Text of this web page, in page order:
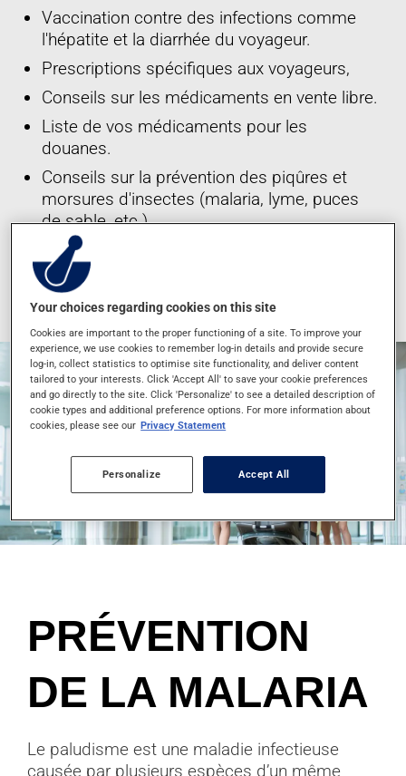
Vaccination contre des infections comme
l'hépatite et la diarrhée du voyageur.
Prescriptions spécifiques aux voyageurs,
Conseils sur les médicaments en vente libre.
Liste de vos médicaments pour les
douanes.
Conseils sur la prévention des piqûres et
morsures d'insectes (malaria, lyme, puces
de sable, etc.)
*Ces services sont offerts dans les succursales participantes
seulement
PRÉVENTION
DE LA MALARIA
Le paludisme est une maladie infectieuse
causée par plusieurs espèces d’un même
Your choices regarding cookies on this site
Cookies are important to the proper functioning of a site. To improve your
experience, we use cookies to remember log-in details and provide secure
log-in, collect statistics to optimise site functionality, and deliver content
tailored to your interests. Click 'Accept All' to save your cookie preferences
and go directly to the site. Click 'Personalize' to see a detailed description of
cookie types and additional preference options. For more information about
cookies, please see our Privacy Statement
Personalize Accept All